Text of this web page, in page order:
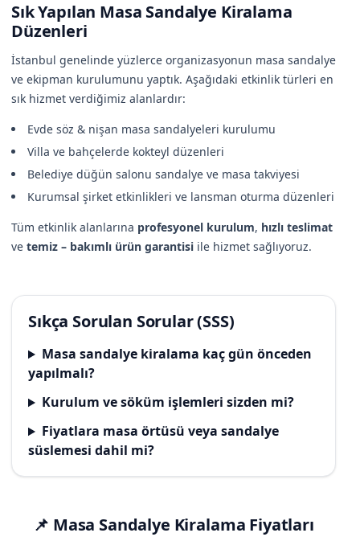
Sık Yapılan Masa Sandalye Kiralama
Düzenleri
İstanbul genelinde yüzlerce organizasyonun masa sandalye
ve ekipman kurulumunu yaptık. Aşağıdaki etkinlik türleri en
sık hizmet verdiğimiz alanlardır:
Evde söz & nişan masa sandalyeleri kurulumu
Villa ve bahçelerde kokteyl düzenleri
Belediye düğün salonu sandalye ve masa takviyesi
Kurumsal şirket etkinlikleri ve lansman oturma düzenleri
Tüm etkinlik alanlarına profesyonel kurulum, hızlı teslimat
ve temiz – bakımlı ürün garantisi ile hizmet sağlıyoruz.
Sıkça Sorulan Sorular (SSS)
Masa sandalye kiralama kaç gün önceden
yapılmalı?
Kurulum ve söküm işlemleri sizden mi?
Fiyatlara masa örtüsü veya sandalye
süslemesi dahil mi?
📌 Masa Sandalye Kiralama Fiyatları